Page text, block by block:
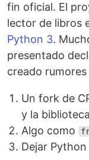
fin oficial. El
lector de libros
Python 3.
presentado
creado rumores
Un fork de
y la
Algo como
Dejar Python